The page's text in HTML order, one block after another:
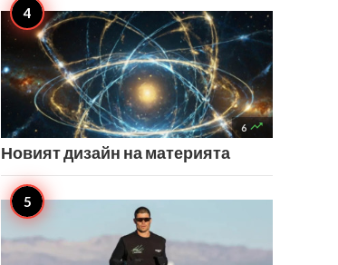
6 
Новият дизайн на материята